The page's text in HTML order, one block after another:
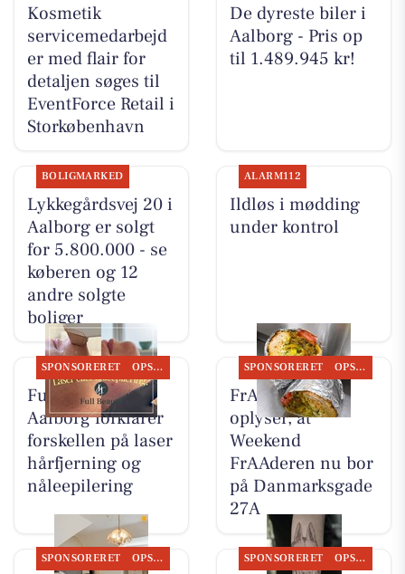
Kosmetik
servicemedarbejd
er med flair for
detaljen søges til
EventForce Retail i
Storkøbenhavn
De dyreste biler i
Aalborg - Pris op
til 1.489.945 kr!
BOLIGMARKED
Lykkegårdsvej 20 i
Aalborg er solgt
for 5.800.000 - se
køberen og 12
andre solgte
boliger
ALARM112
Ildløs i mødding
under kontrol
SPONSORERET OPSLAGSTAVLEN
Full Beauty
Aalborg forklarer
forskellen på laser
hårfjerning og
nåleepilering
SPONSORERET OPSLAGSTAVLEN
FrAAderen
oplyser, at
Weekend
FrAAderen nu bor
på Danmarksgade
27A
SPONSORERET OPSLAGSTAVLEN SPONSORERET OPSLAGSTAVLEN